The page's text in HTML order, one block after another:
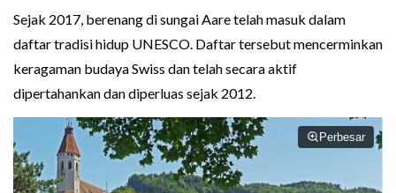
Sejak 2017, berenang di sungai Aare telah masuk dalam
daftar tradisi hidup UNESCO. Daftar tersebut mencerminkan
keragaman budaya Swiss dan telah secara aktif
dipertahankan dan diperluas sejak 2012.
Perbesar